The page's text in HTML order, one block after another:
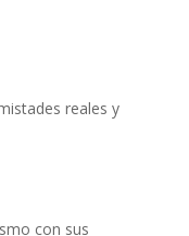
reales y
con sus